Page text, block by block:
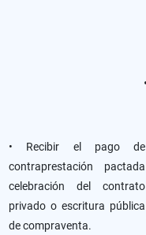
• Recibir el pago de
contraprestación pactada
celebración del contrato
privado o escritura pública
de compraventa.